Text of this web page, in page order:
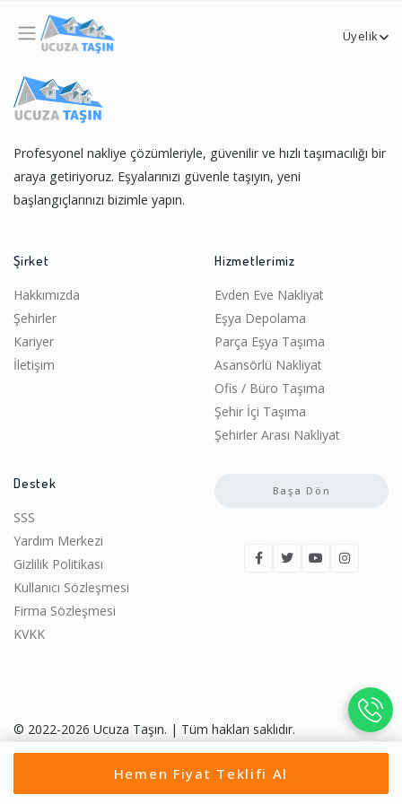
Üyelik
Hemen Fiyat Teklifi Al
Profesyonel nakliye çözümleriyle, güvenilir ve hızlı taşımacılığı bir
araya getiriyoruz. Eşyalarınızı güvenle taşıyın, yeni
başlangıçlarınızı bizimle yapın.
Şirket
Hakkımızda
Şehirler
Kariyer
İletişim
Hizmetlerimiz
Evden Eve Nakliyat
Eşya Depolama
Parça Eşya Taşıma
Asansörlü Nakliyat
Ofis / Büro Taşıma
Şehir İçi Taşıma
Şehirler Arası Nakliyat
Destek
SSS
Yardım Merkezi
Gizlilik Politikası
Kullanıcı Sözleşmesi
Firma Sözleşmesi
KVKK
Başa Dön
© 2022-2026 Ucuza Taşın. | Tüm hakları saklıdır.